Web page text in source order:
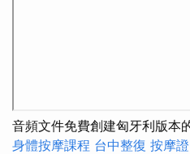
音頻文件免費創建匈牙利版本
身體按摩課程 台中整復 按摩